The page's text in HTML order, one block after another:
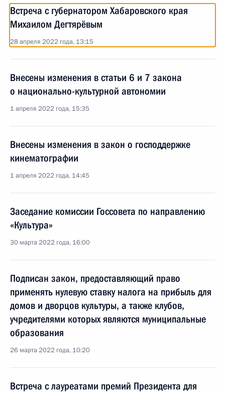
Встреча с губернатором Хабаровского края
Михаилом Дегтярёвым
28 апреля 2022 года, 13:15
Внесены изменения в статьи 6 и 7 закона
о национально-культурной автономии
1 апреля 2022 года, 15:35
Внесены изменения в закон о господдержке
кинематографии
1 апреля 2022 года, 14:45
Заседание комиссии Госсовета по направлению
«Культура»
30 марта 2022 года, 16:00
Подписан закон, предоставляющий право
применять нулевую ставку налога на прибыль для
домов и дворцов культуры, а также клубов,
учредителями которых являются муниципальные
образования
26 марта 2022 года, 10:20
Встреча с лауреатами премий Президента для